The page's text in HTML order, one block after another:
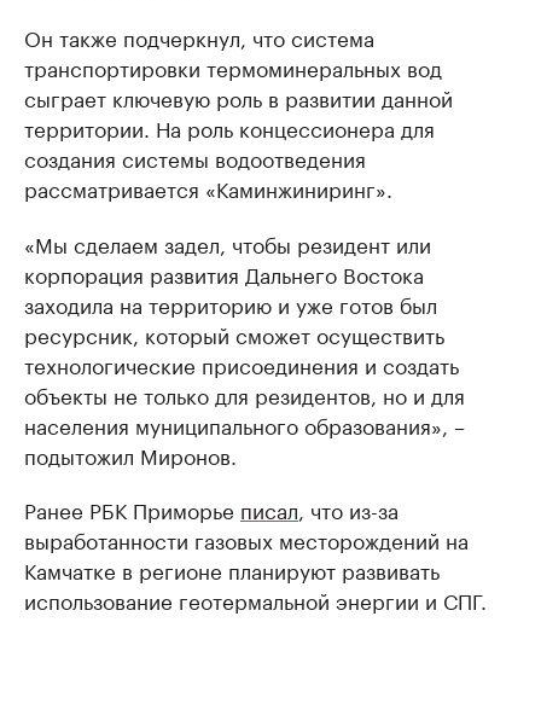
Он также подчеркнул, что система
транспортировки термоминеральных вод
сыграет ключевую роль в развитии данной
территории. На роль концессионера для
создания системы водоотведения
рассматривается «Каминжиниринг».
«Мы сделаем задел, чтобы резидент или
корпорация развития Дальнего Востока
заходила на территорию и уже готов был
ресурсник, который сможет осуществить
технологические присоединения и создать
объекты не только для резидентов, но и для
населения муниципального образования», –
подытожил Миронов.
Ранее РБК Приморье писал, что из-за
выработанности газовых месторождений на
Камчатке в регионе планируют развивать
использование геотермальной энергии и СПГ.